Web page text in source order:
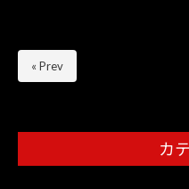
« Prev
カ